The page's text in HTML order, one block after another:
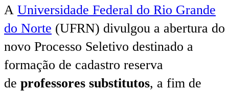
A Universidade Federal do Rio Grande
do Norte (UFRN) divulgou a abertura do
novo Processo Seletivo destinado a
formação de cadastro reserva
de professores substitutos, a fim de